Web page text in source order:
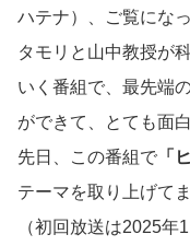
ハテナ）、ご覧にな
タモリと山中教授が
いく番組で、最先端
ができて、とても面
先日、この番組で 「
テーマを取り上げてま
（初回放送は2025年